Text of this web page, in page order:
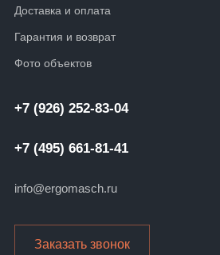
Доставка и оплата
Гарантия и возврат
Фото объектов
+7 (926) 252-83-04
+7 (495) 661-81-41
info@ergomasch.ru
Заказать звонок